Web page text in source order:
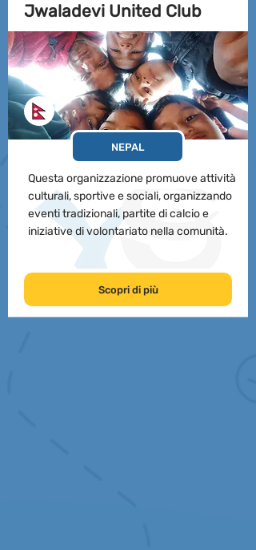
Jwaladevi United Club
NEPAL
Questa organizzazione promuove attività
culturali, sportive e sociali, organizzando
eventi tradizionali, partite di calcio e
iniziative di volontariato nella comunità.
Scopri di più